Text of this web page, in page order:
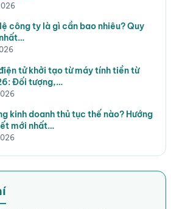
công ty là gì cần bao nhiêu? Quy
tử khởi tạo từ máy tính tiền từ
Đối tượng,…
kinh doanh thủ tục thế nào? Hướng
mới nhất…